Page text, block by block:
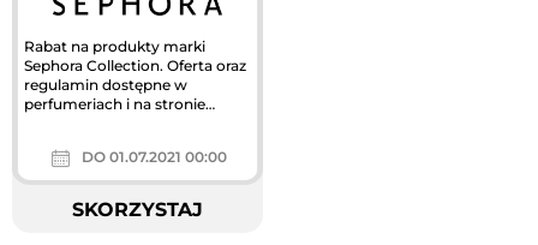
Rabat na produkty marki
Sephora Collection. Oferta oraz
regulamin dostępne w
perfumeriach i na stronie
DO 01.07.2021 00:00
SKORZYSTAJ